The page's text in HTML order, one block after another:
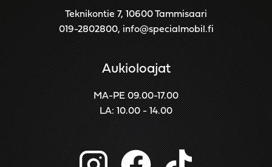
Teknikontie 7, 10600 Tammisaari
019-2802800, info@specialmobil.fi
Aukioloajat
MA-PE 09.00-17.00
LA: 10.00 - 14.00